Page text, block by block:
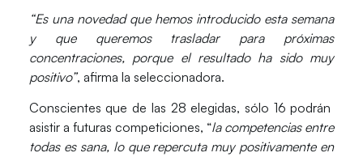
“Es una novedad que hemos introducido esta semana
y que queremos trasladar para próximas
concentraciones, porque el resultado ha sido muy
positivo”, afirma la seleccionadora.
Conscientes que de las 28 elegidas, sólo 16 podrán
asistir a futuras competiciones, “la competencias entre
todas es sana, lo que repercuta muy positivamente en